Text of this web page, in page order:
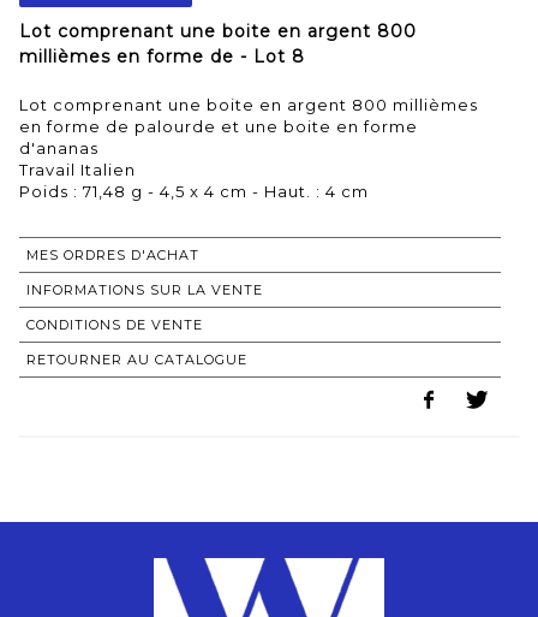
Lot comprenant une boite en argent 800
millièmes en forme de - Lot 8
Lot comprenant une boite en argent 800 millièmes
en forme de palourde et une boite en forme
d'ananas
Travail Italien
Poids : 71,48 g - 4,5 x 4 cm - Haut. : 4 cm
MES ORDRES D'ACHAT
INFORMATIONS SUR LA VENTE
CONDITIONS DE VENTE
RETOURNER AU CATALOGUE